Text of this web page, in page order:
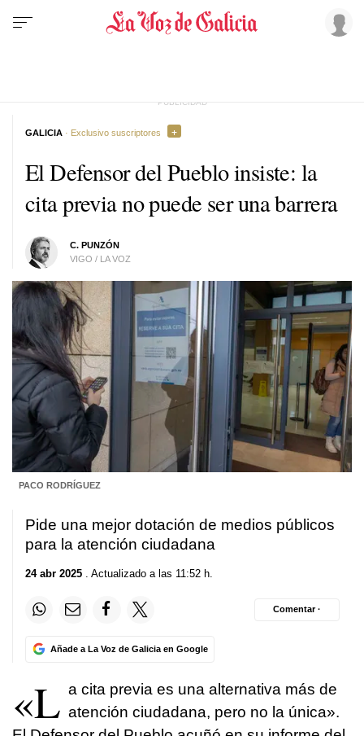
El Defensor del Pueblo insiste: la
cita previa no puede ser una barrera
C. PUNZÓN
VIGO / LA VOZ
GALICIA · Exclusivo suscriptores
PACO RODRÍGUEZ
Pide una mejor dotación de medios públicos
para la atención ciudadana
24 abr 2025 . Actualizado a las 11:52 h.
Añade a La Voz de Galicia en Google
Comentar ·
«L a cita previa es una alternativa más de
atención ciudadana, pero no la única».